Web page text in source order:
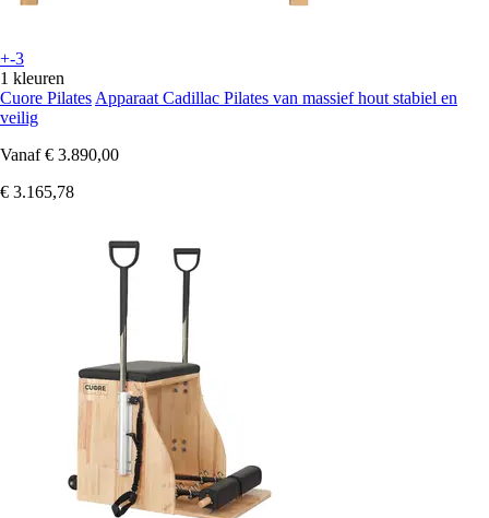
+-3
1 kleuren
Cuore Pilates Apparaat Cadillac Pilates van massief hout stabiel en
veilig
Vanaf € 3.890,00
€ 3.165,78